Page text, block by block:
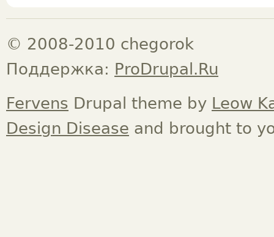
© 2008-2010 chegorok
Поддержка: ProDrupal.Ru
Fervens Drupal theme by Leow
Design Disease and brought to